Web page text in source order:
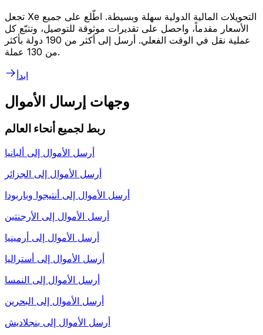
تجعل Xe التحويلات المالية الدولية سهلة وبسيطة. اطّلع على جميع
الأسعار مقدماً، واحصل على تقديرات موثوقة للتوصيل، وتتبّع كل
عملية نقل في الوقت الفعلي. أرسل إلى أكثر من 190 دولة بأكثر
من 130 عملة.
ابدأ
وجهات إرسال الأموال
ربط لجميع أنحاء العالم
أرسل الأموال إلى ألبانيا
أرسل الأموال إلى الجزائر
أرسل الأموال إلى أنتيجوا وباربودا
أرسل الأموال إلى الأرجنتين
أرسل الأموال إلى أرمينيا
أرسل الأموال إلى أستراليا
أرسل الأموال إلى النمسا
أرسل الأموال إلى البحرين
أرسل الأموال إلى بنجلاديش